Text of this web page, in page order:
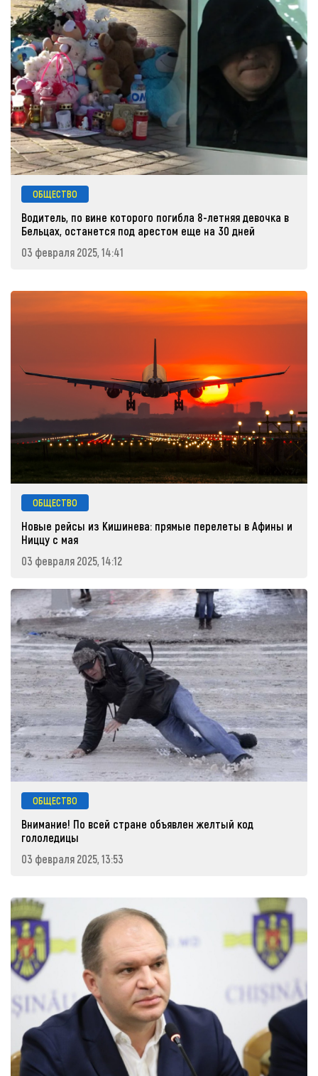
ОБЩЕСТВО
Водитель, по вине которого погибла 8-летняя девочка в
Бельцах, останется под арестом еще на 30 дней
03 февраля 2025, 14:41
ОБЩЕСТВО
Новые рейсы из Кишинева: прямые перелеты в Афины и
Ниццу с мая
03 февраля 2025, 14:12
ОБЩЕСТВО
Внимание! По всей стране объявлен желтый код
гололедицы
03 февраля 2025, 13:53